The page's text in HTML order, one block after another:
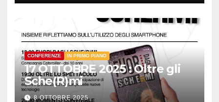
CONFERENZE IN PRIMO PIANO
17 OTTOBRE 2025 : Oltre gli
Sche(R)mi
8 OTTOBRE 2025